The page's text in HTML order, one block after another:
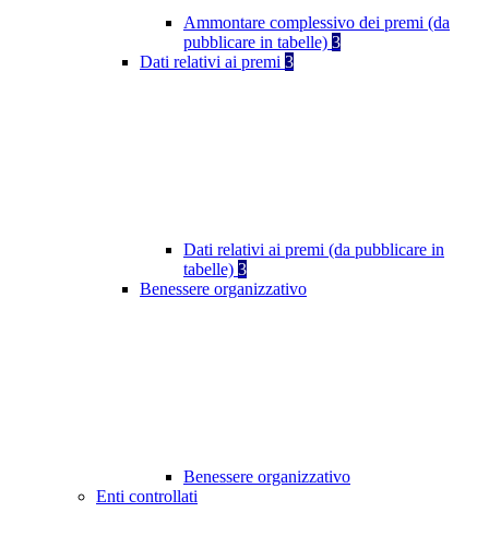
Ammontare complessivo dei premi (da
pubblicare in tabelle) 3
Dati relativi ai premi 3
Dati relativi ai premi (da pubblicare in
tabelle) 3
Benessere organizzativo
Benessere organizzativo
Enti controllati